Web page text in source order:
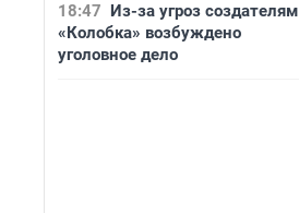
18:47 Из-за угроз создателям
«Колобка» возбуждено
уголовное дело